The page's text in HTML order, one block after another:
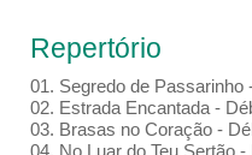
Repertório
01. Segredo de Passarinho
02. Estrada Encantada -
03. Brasas no Coração -